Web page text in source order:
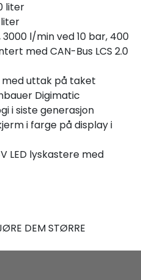
liter
3000 l/min ved 10 bar, 400
med CAN-Bus LCS 2.0
med uttak på taket
Digimatic
i siste generasjon
i farge på display i
LED lyskastere med
DEM STØRRE